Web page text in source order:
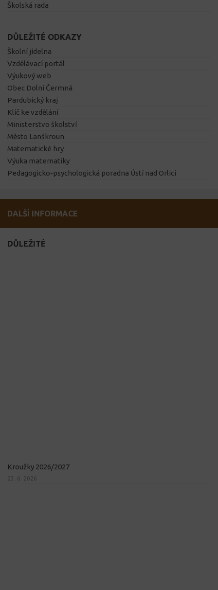
Školská rada
DŮLEŽITÉ ODKAZY
Školní jídelna
Vzdělávací portál
Výukový web
Obec Dolní Čermná
Pardubický kraj
Klíč ke vzdělání
Ministerstvo školství
Město Lanškroun
Matematické hry
Výuka matematiky
Pedagogicko-psychologická poradna Ústí nad Orlicí
DALŠÍ INFORMACE
DŮLEŽITÉ
Kroužky 2026/2027
23. 6. 2026